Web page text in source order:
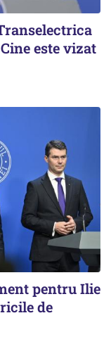
este vizat
pentru Ilie
de